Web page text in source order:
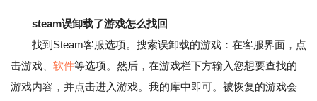
steam误卸载了游戏怎么找回
找到Steam客服选项。搜索误卸载的游戏：在客服界面，点
击游戏、 软件等选项。然后，在游戏栏下方输入您想要查找的
游戏内容，并点击进入游戏。我的库中即可。被恢复的游戏会